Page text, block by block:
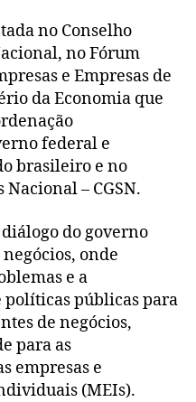
no Conselho
no Fórum
e Empresas de
da Economia que
federal e
brasileiro e no
– CGSN.
do governo
onde
e a
políticas públicas para
de negócios,
para as
empresas e
(MEIs).